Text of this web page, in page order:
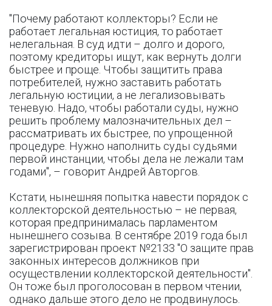
"Почему работают коллекторы? Если не
работает легальная юстиция, то работает
нелегальная. В суд идти – долго и дорого,
поэтому кредиторы ищут, как вернуть долги
быстрее и проще. Чтобы защитить права
потребителей, нужно заставить работать
легальную юстиции, а не легализовывать
теневую. Надо, чтобы работали суды, нужно
решить проблему малозначительных дел –
рассматривать их быстрее, по упрощенной
процедуре. Нужно наполнить суды судьями
первой инстанции, чтобы дела не лежали там
годами", – говорит Андрей Авторгов.
Кстати, нынешняя попытка навести порядок с
коллекторской деятельностью – не первая,
которая предпринималась парламентом
нынешнего созыва. В сентябре 2019 года был
зарегистрирован проект №2133 "О защите прав
законных интересов должников при
осуществлении коллекторской деятельности".
Он тоже был проголосован в первом чтении,
однако дальше этого дело не продвинулось.